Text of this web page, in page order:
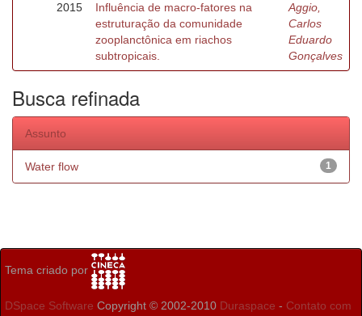
2015
Influência de macro-fatores na
estruturação da comunidade
zooplanctônica em riachos
subtropicais.
Aggio,
Carlos
Eduardo
Gonçalves
Busca refinada
Assunto
1
Water flow
Tema criado por
DSpace Software Copyright © 2002-2010 Duraspace - Contato com